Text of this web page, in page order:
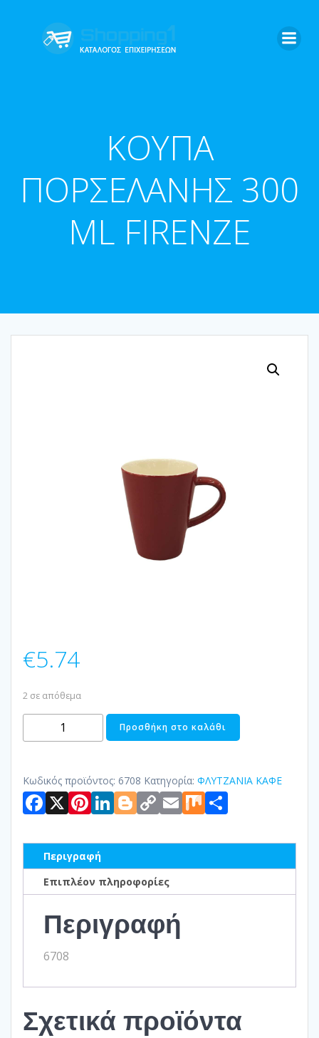
KOYΠΑ
ΠΟΡΣΕΛΑΝΗΣ 300
ML FIRENZE
€5.74
2 σε απόθεμα
ΠΟΡΣΕΛΑΝΗΣ
ML
FIRENZE
ποσότητα
Προσθήκη στο καλάθι
Κωδικός προϊόντος: 6708 Κατηγορία: ΦΛΥΤΖΑΝΙΑ ΚΑΦΕ
Facebook
X Pinterest
LinkedIn
Blogger
Copy
Link
Email
Mix
Περιγραφή
Επιπλέον πληροφορίες
Περιγραφή
6708
Σχετικά προϊόντα